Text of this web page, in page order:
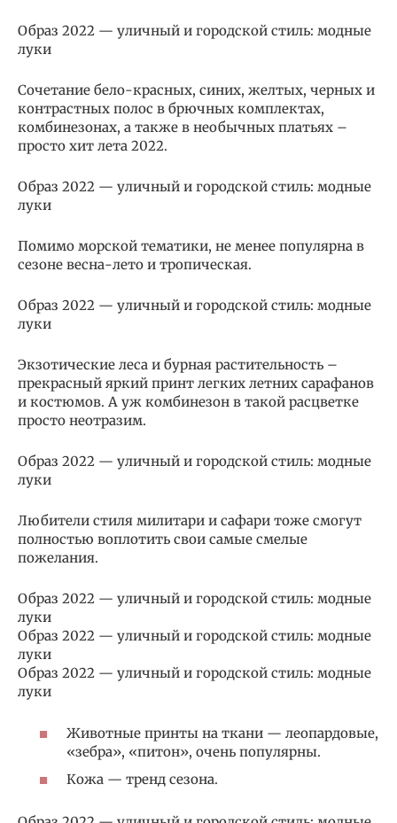
Образ 2022 — уличный и городской стиль: модные
луки
Сочетание бело-красных, синих, желтых, черных и
контрастных полос в брючных комплектах,
комбинезонах, а также в необычных платьях –
просто хит лета 2022.
Образ 2022 — уличный и городской стиль: модные
луки
Помимо морской тематики, не менее популярна в
сезоне весна-лето и тропическая.
Образ 2022 — уличный и городской стиль: модные
луки
Экзотические леса и бурная растительность –
прекрасный яркий принт легких летних сарафанов
и костюмов. А уж комбинезон в такой расцветке
просто неотразим.
Образ 2022 — уличный и городской стиль: модные
луки
Любители стиля милитари и сафари тоже смогут
полностью воплотить свои самые смелые
пожелания.
Образ 2022 — уличный и городской стиль: модные
луки
Образ 2022 — уличный и городской стиль: модные
луки
Образ 2022 — уличный и городской стиль: модные
луки
Животные принты на ткани — леопардовые,
«зебра», «питон», очень популярны.
Кожа — тренд сезона.